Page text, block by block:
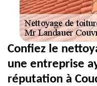
Confiez le
une entreprise
réputation à